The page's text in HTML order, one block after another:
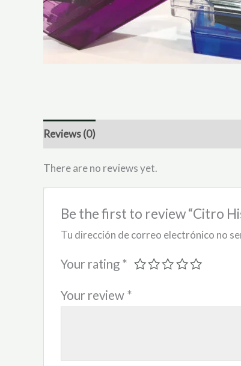
Reviews (0)
There are no reviews yet.
Be the first to review “Citro
Tu dirección de correo electrónico no
Your rating *
Your review *